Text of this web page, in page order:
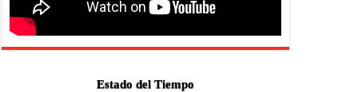
Estado del Tiempo